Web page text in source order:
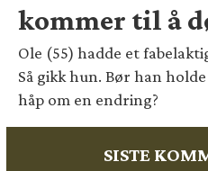
kommer til å
Ole (55) hadde et
Så gikk hun. Bør han
håp om en endring?
SISTE